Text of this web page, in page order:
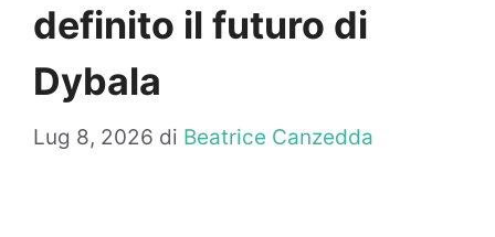
definito il futuro di
Dybala
Lug 8, 2026 di Beatrice Canzedda